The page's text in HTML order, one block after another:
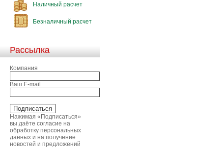
Наличный расчет
Безналичный расчет
Рассылка
Компания
Ваш E-mail
Нажимая «Подписаться»
вы даёте согласие на
обработку персональных
данных и на получение
новостей и предложений